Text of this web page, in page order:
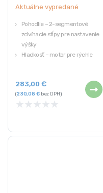
Aktuálne vypredané
Pohodlie – 2-segmentové
zdvíhacie stĺpy pre nastavenie
výšky
Hladkosť – motor pre rýchle
výšky
Jednoduchá obsluha – regulátor
s LED displejom
283,00€
(230,08 €bez DPH)
★ ★ ★ ★ ★